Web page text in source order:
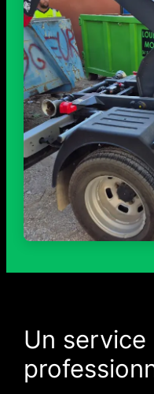
Un